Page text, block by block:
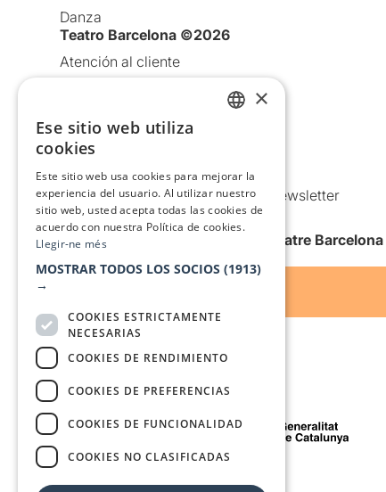
Danza
Teatro Barcelona ©2026
Atención al cliente
Política de Cookies
Condiciones de uso
Comunicaciones comerciales y Newsletter
Anuncia’t
Quiero recibir la newsletter de Teatre
Con el apoyo de
Medio de comunicación asociado a
×
Ese sitio web utiliza
cookies
Este sitio web usa cookies para mejorar la
experiencia del usuario. Al utilizar nuestro
sitio web, usted acepta todas las cookies de
acuerdo con nuestra Política de cookies.
Llegir-ne més
MOSTRAR TODOS LOS SOCIOS (1913)
→
COOKIES ESTRICTAMENTE
NECESARIAS
COOKIES DE RENDIMIENTO
COOKIES DE PREFERENCIAS
COOKIES DE FUNCIONALIDAD
COOKIES NO CLASIFICADAS